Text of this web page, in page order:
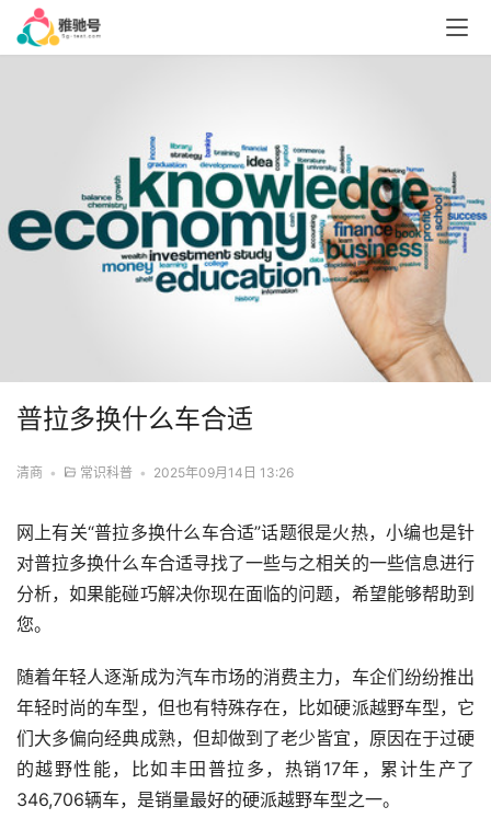
普拉多换什么车合适
清商 • 常识科普 • 2025年09月14日 13:26
网上有关“普拉多换什么车合适”话题很是火热，小编也是针
对普拉多换什么车合适寻找了一些与之相关的一些信息进行
分析，如果能碰巧解决你现在面临的问题，希望能够帮助到
您。
随着年轻人逐渐成为汽车市场的消费主力，车企们纷纷推出
年轻时尚的车型，但也有特殊存在，比如硬派越野车型，它
们大多偏向经典成熟，但却做到了老少皆宜，原因在于过硬
的越野性能，比如丰田普拉多，热销17年，累计生产了
346,706辆车，是销量最好的硬派越野车型之一。